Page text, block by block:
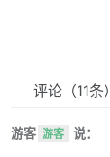
评论 （11条）
游客 游客 说：